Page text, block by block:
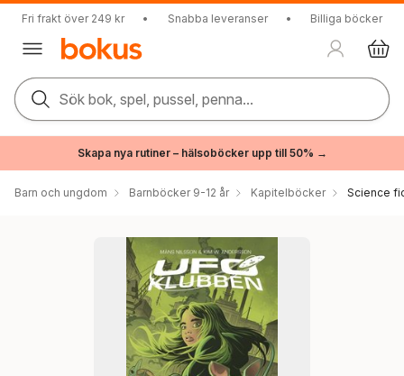
Fri frakt över 249 kr • Snabba leveranser • Billiga böcker
Sök bok, spel, pussel, penna...
Skapa nya rutiner – hälsoböcker upp till 50% →
Barn och ungdom Barnböcker 9-12 år Kapitelböcker Science